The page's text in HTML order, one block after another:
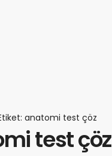
anatomi test çöz
test çöz